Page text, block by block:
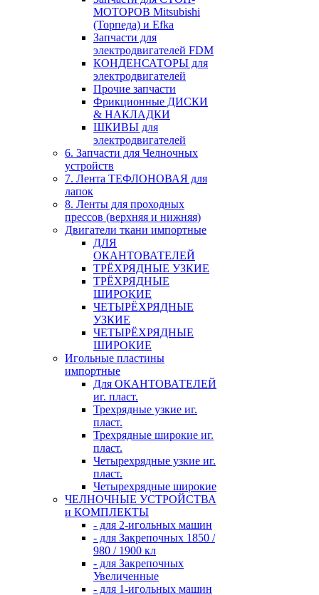
МОТОРОВ Mitsubishi
(Торпеда) и Efka
Запчасти для
электродвигателей FDM
КОНДЕНСАТОРЫ для
электродвигателей
Прочие запчасти
Фрикционные ДИСКИ
& НАКЛАДКИ
ШКИВЫ для
электродвигателей
6. Запчасти для Челночных
устройств
7. Лента ТЕФЛОНОВАЯ для
лапок
8. Ленты для проходных
прессов (верхняя и нижняя)
Двигатели ткани импортные
ДЛЯ
ОКАНТОВАТЕЛЕЙ
ТРЁХРЯДНЫЕ УЗКИЕ
ТРЁХРЯДНЫЕ
ШИРОКИЕ
ЧЕТЫРЁХРЯДНЫЕ
УЗКИЕ
ЧЕТЫРЁХРЯДНЫЕ
ШИРОКИЕ
Игольные пластины
импортные
Для ОКАНТОВАТЕЛЕЙ
иг. пласт.
Трехрядные узкие иг.
пласт.
Трехрядные широкие иг.
пласт.
Четырехрядные узкие иг.
пласт.
Четырехрядные широкие
ЧЕЛНОЧНЫЕ УСТРОЙСТВА
и КОМПЛЕКТЫ
- для 2-игольных машин
- для Закрепочных 1850 /
980 / 1900 кл
- для Закрепочных
Увеличенные
- для 1-игольных машин